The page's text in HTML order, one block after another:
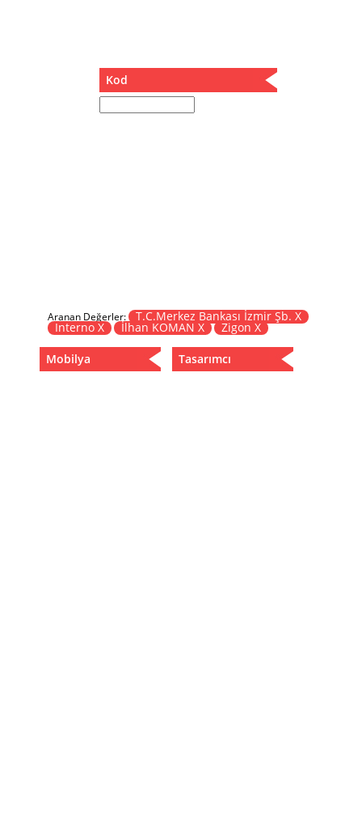
Separatör
Zigon
Kod
Aranan Değerler: T.C.Merkez Bankası İzmir Şb. X
Interno X İlhan KOMAN X Zigon X
Mobilya Tasarımcı